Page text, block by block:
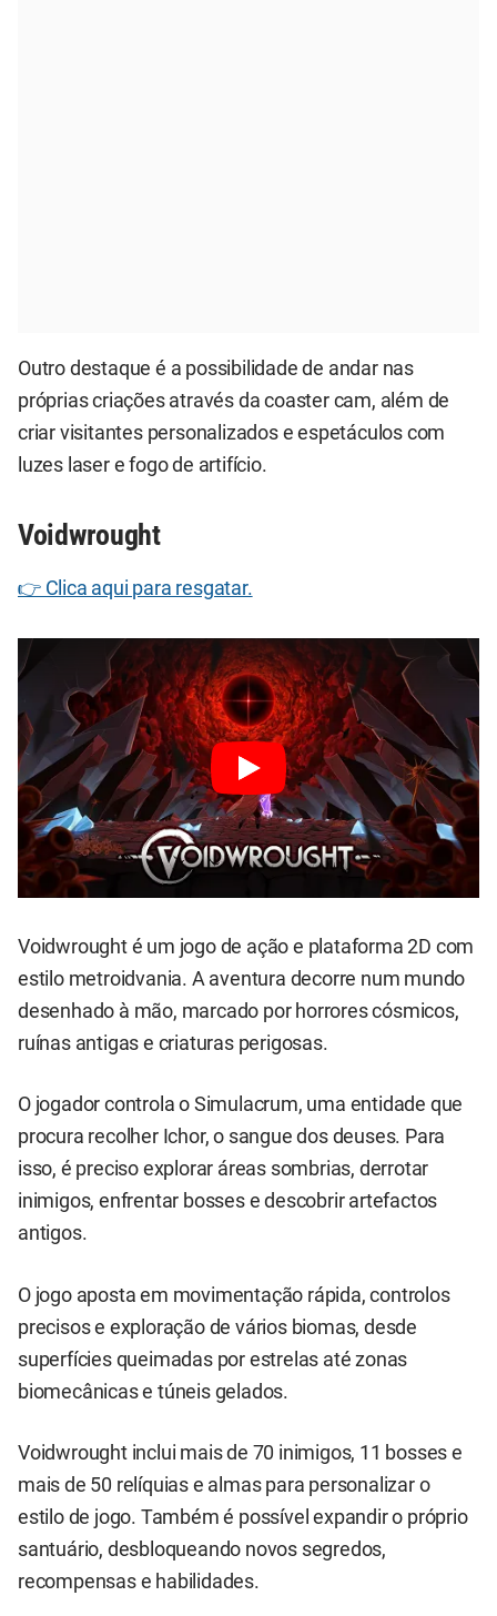
Outro destaque é a possibilidade de andar nas
próprias criações através da coaster cam, além de
criar visitantes personalizados e espetáculos com
luzes laser e fogo de artifício.
Voidwrought
👉 Clica aqui para resgatar.
Voidwrought é um jogo de ação e plataforma 2D com
estilo metroidvania. A aventura decorre num mundo
desenhado à mão, marcado por horrores cósmicos,
ruínas antigas e criaturas perigosas.
O jogador controla o Simulacrum, uma entidade que
procura recolher Ichor, o sangue dos deuses. Para
isso, é preciso explorar áreas sombrias, derrotar
inimigos, enfrentar bosses e descobrir artefactos
antigos.
O jogo aposta em movimentação rápida, controlos
precisos e exploração de vários biomas, desde
superfícies queimadas por estrelas até zonas
biomecânicas e túneis gelados.
Voidwrought inclui mais de 70 inimigos, 11 bosses e
mais de 50 relíquias e almas para personalizar o
estilo de jogo. Também é possível expandir o próprio
santuário, desbloqueando novos segredos,
recompensas e habilidades.